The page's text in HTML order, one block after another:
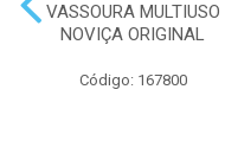
VASSOURA MULTIUSO
NOVIÇA ORIGINAL
Código: 167800